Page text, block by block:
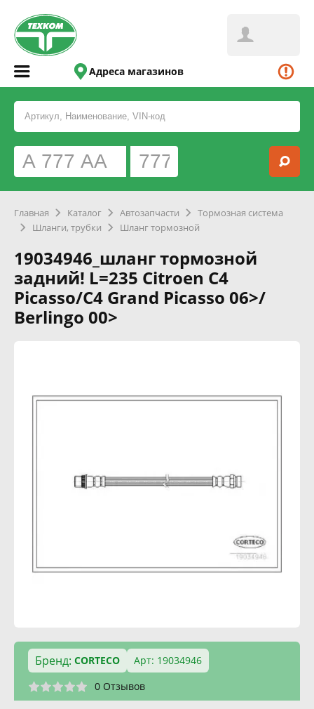
Адреса магазинов
Главная Каталог Автозапчасти
Тормозная система
Шланги, трубки
Шланг тормозной
19034946_шланг тормозной
задний! L=235 Citroen С4
Picasso/C4 Grand Picasso 06>/
Berlingo 00>
Бренд: CORTECO
Арт: 19034946
0 Отзывов